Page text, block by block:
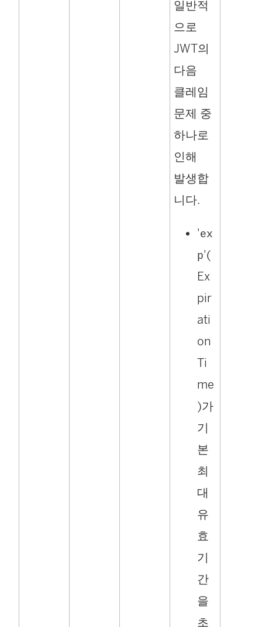
일반적
으로
JWT의
다음
클레임
문제 중
하나로
인해
발생합
니다.
'ex
p'(
Ex
pir
ati
on
Ti
me
)가
기
본
최
대
유
효
기
간
을
초